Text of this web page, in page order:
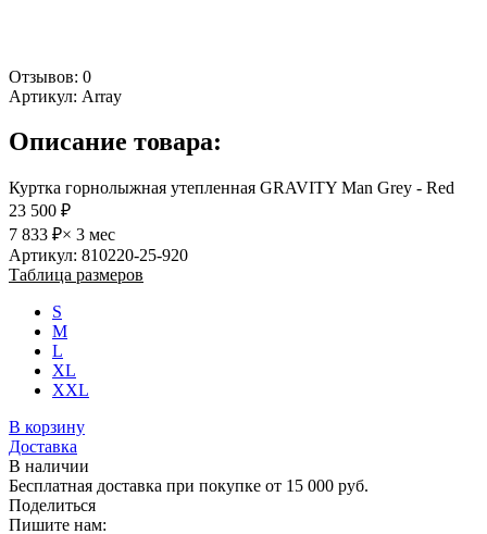
Отзывов: 0
Артикул: Array
Описание товара:
Куртка горнолыжная утепленная GRAVITY Man Grey - Red
23 500 ₽
7 833 ₽× 3 мес
Артикул: 810220-25-920
Таблица размеров
S
M
L
XL
XXL
В корзину
Доставка
В наличии
Бесплатная доставка при покупке от 15 000 руб.
Поделиться
Пишите нам: